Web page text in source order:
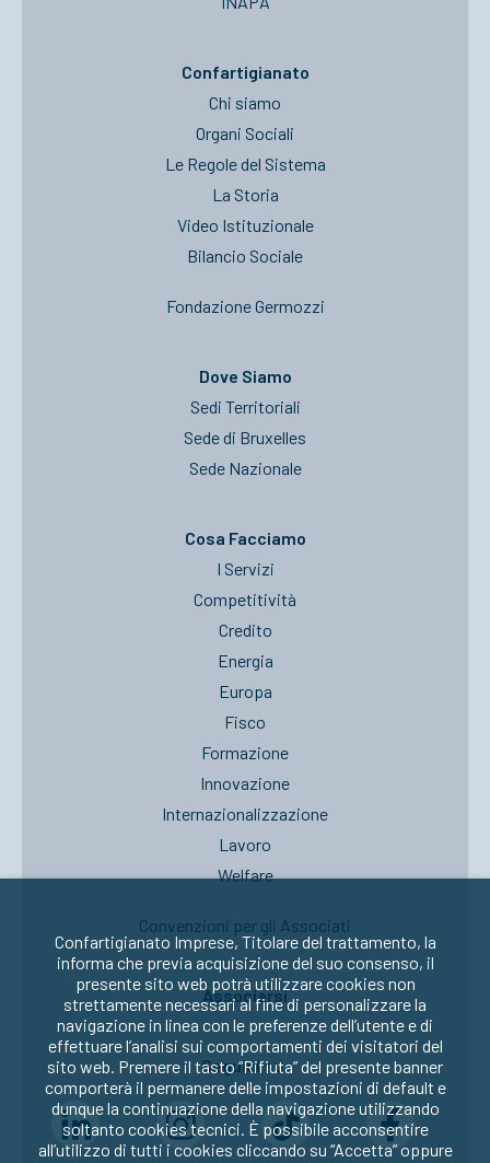
Confartigianato
Chi siamo
Organi Sociali
Le Regole del Sistema
La Storia
Video Istituzionale
Bilancio Sociale
Fondazione Germozzi
Dove Siamo
Sedi Territoriali
Sede di Bruxelles
Sede Nazionale
Cosa Facciamo
I Servizi
Competitività
Credito
Energia
Europa
Fisco
Formazione
Innovazione
Internazionalizzazione
Lavoro
Welfare
Convenzioni per gli Associati
Associarsi
Seguici su:
Confartigianato Imprese, Titolare del trattamento, la
informa che previa acquisizione del suo consenso, il
presente sito web potrà utilizzare cookies non
strettamente necessari al fine di personalizzare la
navigazione in linea con le preferenze dell’utente e di
effettuare l’analisi sui comportamenti dei visitatori del
sito web. Premere il tasto “Rifiuta” del presente banner
comporterà il permanere delle impostazioni di default e
dunque la continuazione della navigazione utilizzando
soltanto cookies tecnici. È possibile acconsentire
all’utilizzo di tutti i cookies cliccando su “Accetta” oppure